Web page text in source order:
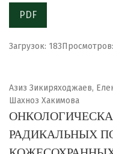
PDF
Загрузок: 183
Азиз Зикиряходжаев,
Шахноз Хакимова
РАДИКАЛЬНЫХ